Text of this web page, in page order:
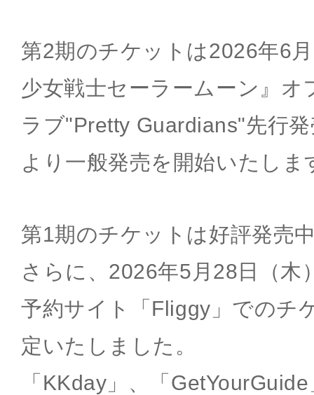
第2期のチケットは2026年6
少女戦士セーラームーン』
ラブ"Pretty Guardians"先行
より一般発売を開始いたしま
第1期のチケットは好評発売
さらに、2026年5月28日（木
予約サイト「Fliggy」でのチ
定いたしました。
「KKday」、「